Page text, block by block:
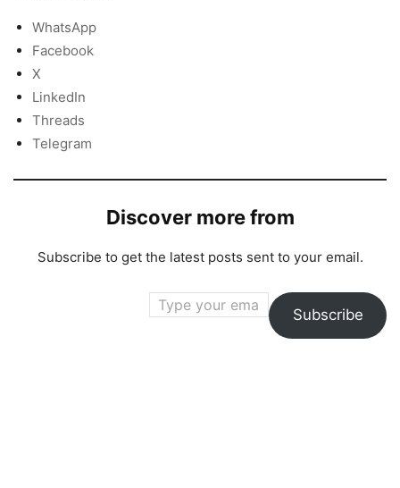
WhatsApp
Facebook
X
LinkedIn
Threads
Telegram
Discover more from
Subscribe to get the latest posts sent to your email.
Type your email…
Subscribe